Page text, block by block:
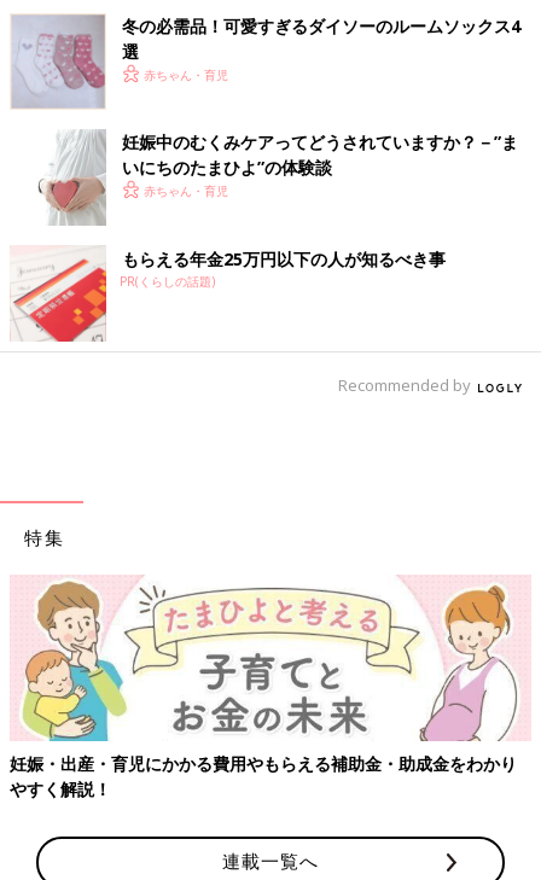
冬の必需品！可愛すぎるダイソーのルームソックス4
選
赤ちゃん・育児
妊娠中のむくみケアってどうされていますか？－”ま
いにちのたまひよ”の体験談
赤ちゃん・育児
もらえる年金25万円以下の人が知るべき事
PR(くらしの話題)
Recommended by
特集
【ワクチン接種できるものも】妊婦の感染症対策、知っておいて！
連載一覧へ